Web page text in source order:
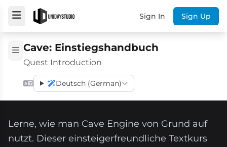
Sign In Sign Up
Cave: Einstiegshandbuch
Quest Introduction
Deutsch (German)
Lerne, wie man Cave Engine von Grund auf
nutzt. Dieser einsteigerfreundliche Textkurs